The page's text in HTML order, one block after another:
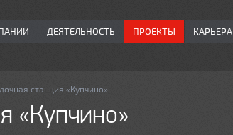
ДЕЯТЕЛЬНОСТЬ ПРОЕКТЫ КАРЬЕРА
станция «Купчино»
«Купчино»